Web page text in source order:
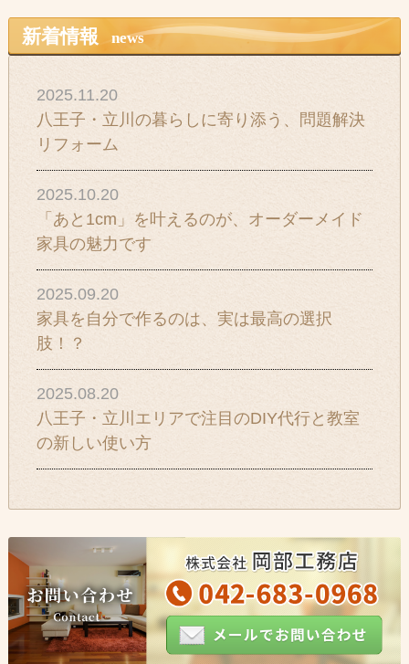
新着情報 news
2025.11.20
八王子・立川の暮らしに寄り添う、問題解決
リフォーム
2025.10.20
「あと1cm」を叶えるのが、オーダーメイド
家具の魅力です
2025.09.20
家具を自分で作るのは、実は最高の選択
肢！？
2025.08.20
八王子・立川エリアで注目のDIY代行と教室
の新しい使い方